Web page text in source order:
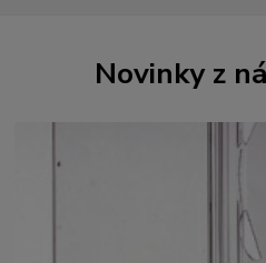
Novinky z